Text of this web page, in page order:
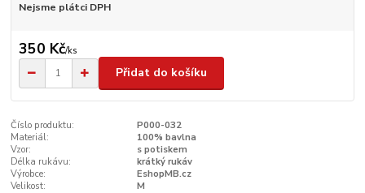
Nejsme plátci DPH
350 Kč/ks
Přidat do košíku
Číslo produktu:
P000-032
Materiál:
100% bavlna
Vzor:
s potiskem
Délka rukávu:
krátký rukáv
Výrobce:
EshopMB.cz
Velikost:
M